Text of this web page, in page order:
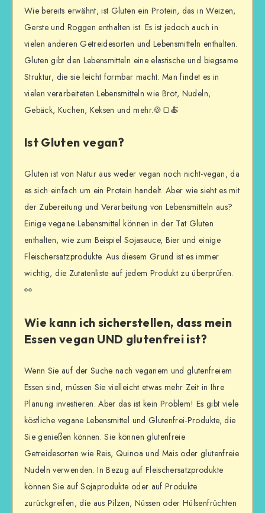
Wie bereits erwähnt, ist Gluten ein Protein, das in Weizen,
Gerste und Roggen enthalten ist. Es ist jedoch auch in
vielen anderen Getreidesorten und Lebensmitteln enthalten.
Gluten gibt den Lebensmitteln eine elastische und biegsame
Struktur, die sie leicht formbar macht. Man findet es in
vielen verarbeiteten Lebensmitteln wie Brot, Nudeln,
Gebäck, Kuchen, Keksen und mehr.🍪🍞🍝
Ist Gluten vegan?
Gluten ist von Natur aus weder vegan noch nicht-vegan, da
es sich einfach um ein Protein handelt. Aber wie sieht es mit
der Zubereitung und Verarbeitung von Lebensmitteln aus?
Einige vegane Lebensmittel können in der Tat Gluten
enthalten, wie zum Beispiel Sojasauce, Bier und einige
Fleischersatzprodukte. Aus diesem Grund ist es immer
wichtig, die Zutatenliste auf jedem Produkt zu überprüfen.
👀
Wie kann ich sicherstellen, dass mein
Essen vegan UND glutenfrei ist?
Wenn Sie auf der Suche nach veganem und glutenfreiem
Essen sind, müssen Sie vielleicht etwas mehr Zeit in Ihre
Planung investieren. Aber das ist kein Problem! Es gibt viele
köstliche vegane Lebensmittel und Glutenfrei-Produkte, die
Sie genießen können. Sie können glutenfreie
Getreidesorten wie Reis, Quinoa und Mais oder glutenfreie
Nudeln verwenden. In Bezug auf Fleischersatzprodukte
können Sie auf Sojaprodukte oder auf Produkte
zurückgreifen, die aus Pilzen, Nüssen oder Hülsenfrüchten